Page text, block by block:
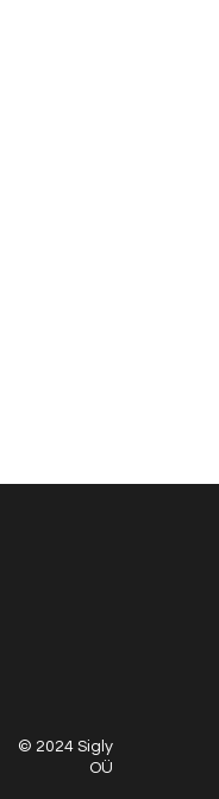
© 2024 Sigly
OÜ